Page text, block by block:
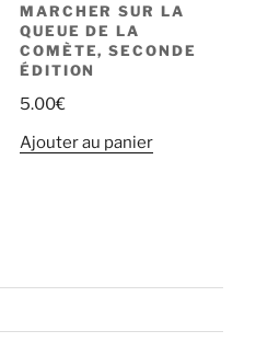
MARCHER SUR LA
QUEUE DE LA
COMÈTE, SECONDE
ÉDITION
5.00€
Ajouter au panier